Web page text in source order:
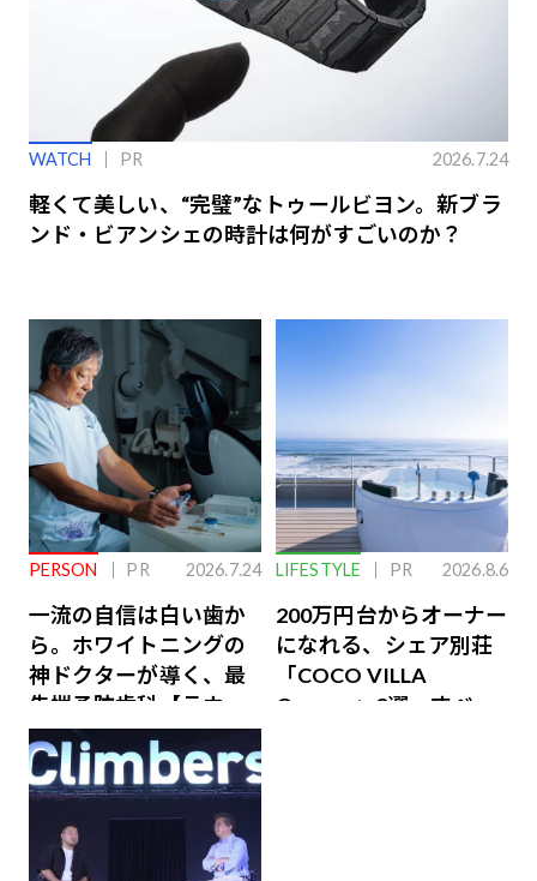
WATCH PR 2026.7.24
軽くて美しい、“完璧”なトゥールビヨン。新ブラ
ンド・ビアンシェの時計は何がすごいのか？
PERSON PR 2026.7.24
一流の自信は白い歯か
ら。ホワイトニングの
神ドクターが導く、最
先端予防歯科【ラウン
ジ会員特典あり】
LIFESTYLE PR 2026.8.6
200万円台からオーナー
になれる、シェア別荘
「COCO VILLA
Owners」3選。すべて